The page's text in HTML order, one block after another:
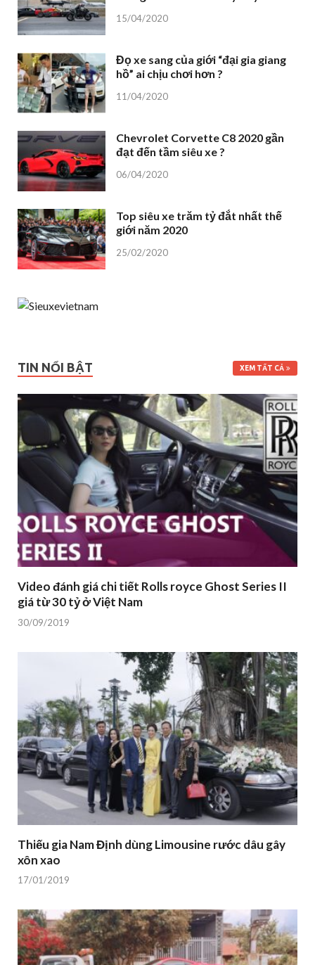
15/04/2020
Đọ xe sang của giới “đại gia giang
hồ” ai chịu chơi hơn ?
11/04/2020
Chevrolet Corvette C8 2020 gần
đạt đến tầm siêu xe ?
06/04/2020
Top siêu xe trăm tỷ đắt nhất thế
giới năm 2020
25/02/2020
TIN NỔI BẬT XEM TẤT CẢ
Video đánh giá chi tiết Rolls royce Ghost Series II
giá từ 30 tỷ ở Việt Nam
30/09/2019
Thiếu gia Nam Định dùng Limousine rước dâu gây
xôn xao
17/01/2019